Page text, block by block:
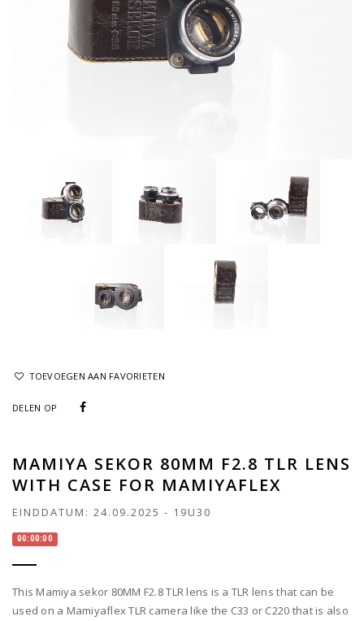
TOEVOEGEN AAN FAVORIETEN
DELEN OP
MAMIYA SEKOR 80MM F2.8 TLR LENS
WITH CASE FOR MAMIYAFLEX
EINDDATUM: 24.09.2025 - 19U30
00:00:00
This Mamiya sekor 80MM F2.8 TLR lens is a TLR lens that can be
used on a Mamiyaflex TLR camera like the C33 or C220 that is also